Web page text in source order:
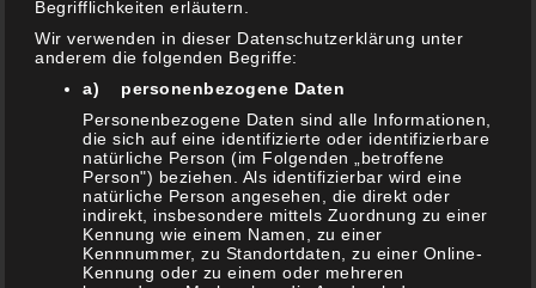
NEUESTE BEITRÄGE
Schicht Lauch
5. Mai 2021
Chili Sin Carne (Vegetarisches Chili)
24. April 2021
Begrifflichkeiten erläutern.
Wir verwenden in dieser Datenschutzerklärung unter
anderem die folgenden Begriffe:
a) personenbezogene Daten
Personenbezogene Daten sind alle Informationen,
die sich auf eine identifizierte oder identifizierbare
natürliche Person (im Folgenden „betroffene
Person") beziehen. Als identifizierbar wird eine
natürliche Person angesehen, die direkt oder
indirekt, insbesondere mittels Zuordnung zu einer
Kennung wie einem Namen, zu einer
Kennnummer, zu Standortdaten, zu einer Online-
Kennung oder zu einem oder mehreren